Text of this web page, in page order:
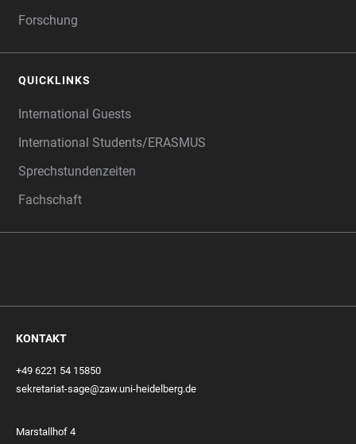
Forschung
QUICKLINKS
International Guests
International Students/ERASMUS
Sprechstundenzeiten
Fachschaft
KONTAKT
+49 6221 54 15850
sekretariat-sage@zaw.uni-heidelberg.de
Marstallhof 4